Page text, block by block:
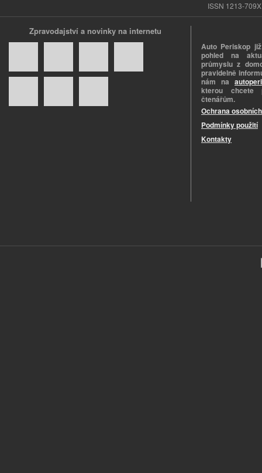
ISSN 1213-
Zpravodajství a novinky na internetu
Auto Periskop
pohled na
průmyslu z
pravidelně
nám na
kterou chcete
čtenářům.
Ochrana
Podmínky použití
Kontakty